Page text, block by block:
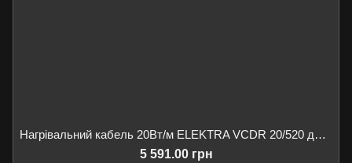
Нагрівальний кабель 20Вт/м ELEKTRA VCDR 20/520 для обігріву ринв/водостоків/даху, 520Вт 26м
5 591.00 грн